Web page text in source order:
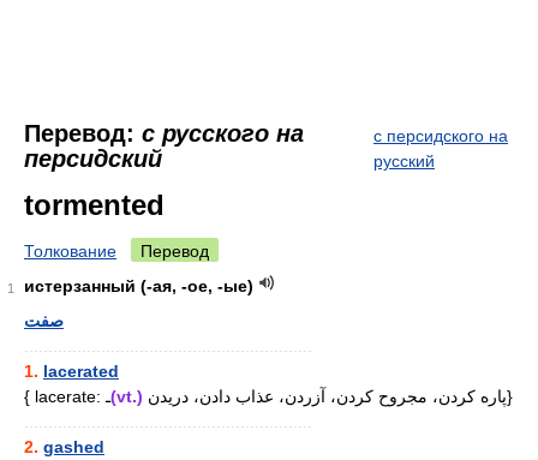
Перевод: с русского на
персидский
с персидского на
русский
tormented
Толкование Перевод
1
истерзанный (-ая, -ое, -ые)
صفت
1. lacerated
{ lacerate: ـ(vt.)
پاره کردن، مجروح کردن، آزردن، عذاب دادن، دریدن}
2. gashed